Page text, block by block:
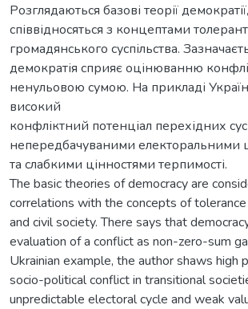
Розглядаються базові теорії
співвідносяться з концептами
громадянського суспільства.
демократія сприяє оцінюванню
ненульовою сумою. На прикладі
високий
конфліктний потенціал перехідних
непередбачуваними електоральними
та слабкими цінностями терпимості.
The basic theories of democracy are
correlations with the concepts of tolerance
and civil society. There says that
evaluation of a conflict as non-zero-sum
Ukrainian example, the author shaws high
socio-political conflict in transitional
unpredictable electoral cycle and weak